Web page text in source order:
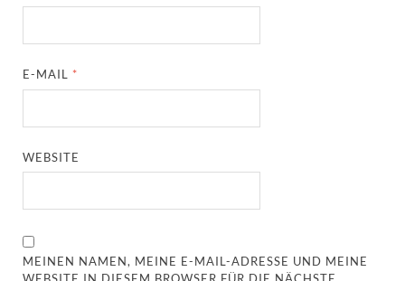
E-MAIL *
WEBSITE
MEINEN NAMEN, MEINE E-MAIL-ADRESSE UND MEINE